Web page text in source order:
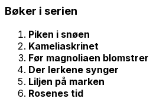
Bøker i serien
Piken i snøen
Kameliaskrinet
Før magnoliaen blomstrer
Der lerkene synger
Liljen på marken
Rosenes tid